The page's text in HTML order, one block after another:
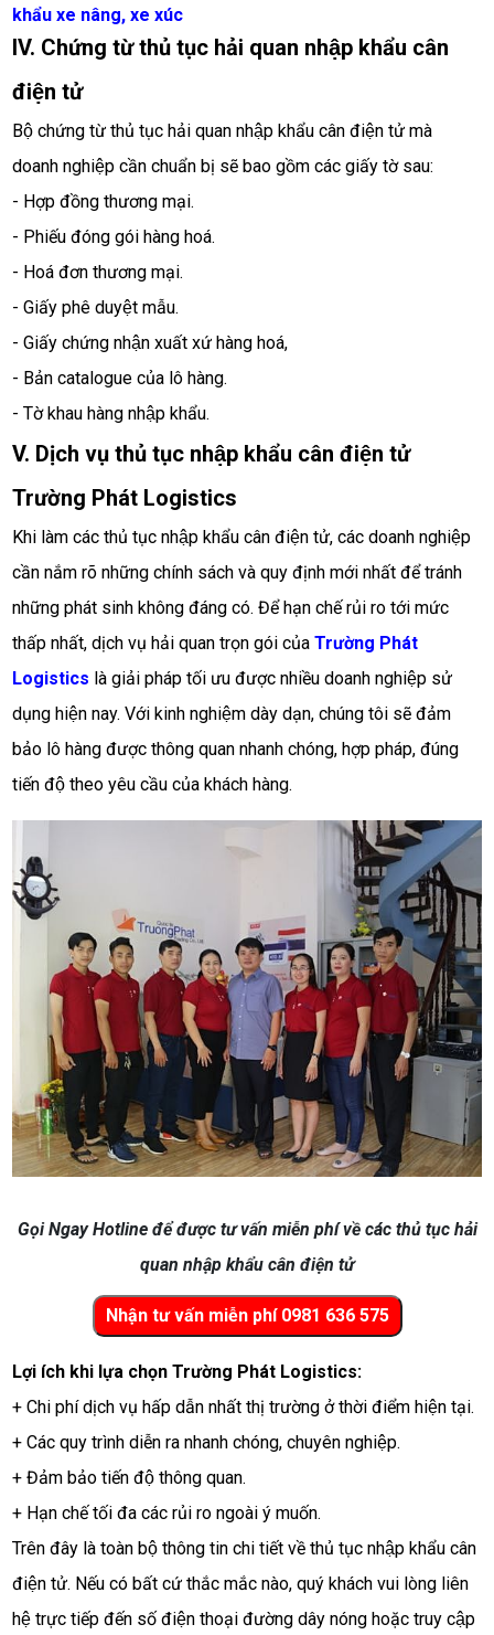
khẩu xe nâng, xe xúc
IV. Chứng từ thủ tục hải quan nhập khẩu cân
điện tử
Bộ chứng từ thủ tục hải quan nhập khẩu cân điện tử mà
doanh nghiệp cần chuẩn bị sẽ bao gồm các giấy tờ sau:
- Hợp đồng thương mại.
- Phiếu đóng gói hàng hoá.
- Hoá đơn thương mại.
- Giấy phê duyệt mẫu.
- Giấy chứng nhận xuất xứ hàng hoá,
- Bản catalogue của lô hàng.
- Tờ khau hàng nhập khẩu.
V. Dịch vụ thủ tục nhập khẩu cân điện tử
Trường Phát Logistics
Khi làm các thủ tục nhập khẩu cân điện tử, các doanh nghiệp
cần nắm rõ những chính sách và quy định mới nhất để tránh
những phát sinh không đáng có. Để hạn chế rủi ro tới mức
thấp nhất, dịch vụ hải quan trọn gói của Trường Phát
Logistics là giải pháp tối ưu được nhiều doanh nghiệp sử
dụng hiện nay. Với kinh nghiệm dày dạn, chúng tôi sẽ đảm
bảo lô hàng được thông quan nhanh chóng, hợp pháp, đúng
tiến độ theo yêu cầu của khách hàng.
Gọi Ngay Hotline để được tư vấn miễn phí về các thủ tục hải
quan nhập khẩu cân điện tử
Lợi ích khi lựa chọn Trường Phát Logistics:
+ Chi phí dịch vụ hấp dẫn nhất thị trường ở thời điểm hiện tại.
+ Các quy trình diễn ra nhanh chóng, chuyên nghiệp.
+ Đảm bảo tiến độ thông quan.
+ Hạn chế tối đa các rủi ro ngoài ý muốn.
Trên đây là toàn bộ thông tin chi tiết về thủ tục nhập khẩu cân
điện tử. Nếu có bất cứ thắc mắc nào, quý khách vui lòng liên
hệ trực tiếp đến số điện thoại đường dây nóng hoặc truy cập